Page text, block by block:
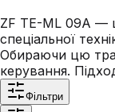
ZF TE-ML 09A —
спеціальної
Обираючи цю
керування.
Фільтри